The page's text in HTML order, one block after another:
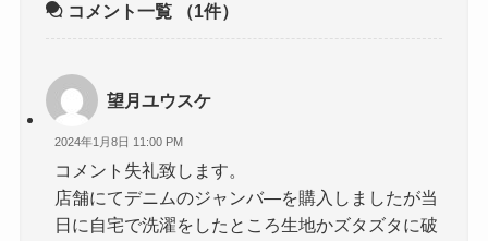
コメント一覧 （1件）
望月ユウスケ
2024年1月8日 11:00 PM
コメント失礼致します。
店舗にてデニムのジャンバ―を購入しましたが当
日に自宅で洗濯をしたところ生地かズタズタに破